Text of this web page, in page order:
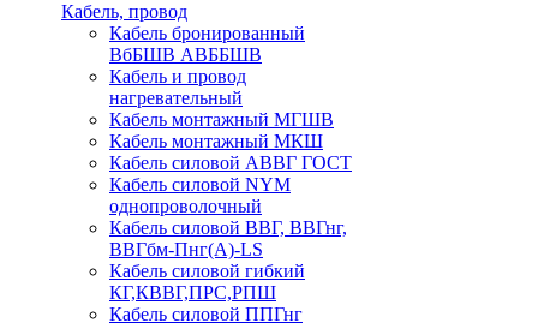
Кабель, провод
Кабель бронированный
ВбБШВ АВББШВ
Кабель и провод
нагревательный
Кабель монтажный МГШВ
Кабель монтажный МКШ
Кабель силовой АВВГ ГОСТ
Кабель силовой NYM
однопроволочный
Кабель силовой ВВГ, ВВГнг,
ВВГбм-Пнг(А)-LS
Кабель силовой гибкий
КГ,КВВГ,ПРС,РПШ
Кабель силовой ППГнг